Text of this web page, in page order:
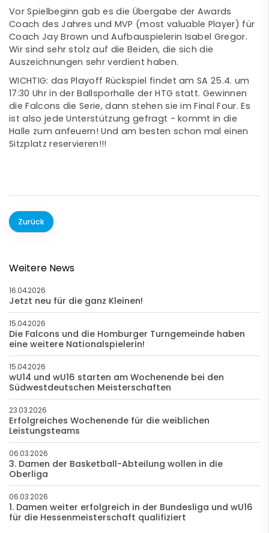
Vor Spielbeginn gab es die Übergabe der Awards
Coach des Jahres und MVP (most valuable Player) für
Coach Jay Brown und Aufbauspielerin Isabel Gregor.
Wir sind sehr stolz auf die Beiden, die sich die
Auszeichnungen sehr verdient haben.
WICHTIG: das Playoff Rückspiel findet am SA 25.4. um
17:30 Uhr in der Ballsporhalle der HTG statt. Gewinnen
die Falcons die Serie, dann stehen sie im Final Four. Es
ist also jede Unterstützung gefragt - kommt in die
Halle zum anfeuern! Und am besten schon mal einen
Sitzplatz reservieren!!!
Zurück
Weitere News
16.04.2026
Jetzt neu für die ganz Kleinen!
15.04.2026
Die Falcons und die Homburger Turngemeinde haben
eine weitere Nationalspielerin!
15.04.2026
wU14 und wU16 starten am Wochenende bei den
Südwestdeutschen Meisterschaften
23.03.2026
Erfolgreiches Wochenende für die weiblichen
Leistungsteams
06.03.2026
3. Damen der Basketball-Abteilung wollen in die
Oberliga
06.03.2026
1. Damen weiter erfolgreich in der Bundesliga und wU16
für die Hessenmeisterschaft qualifiziert